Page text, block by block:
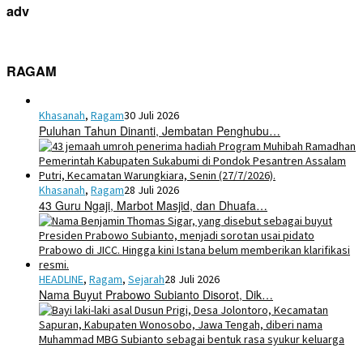
adv
RAGAM
Khasanah, Ragam30 Juli 2026
Puluhan Tahun Dinanti, Jembatan Penghubu…
Khasanah, Ragam28 Juli 2026
43 Guru Ngaji, Marbot Masjid, dan Dhuafa…
HEADLINE, Ragam, Sejarah28 Juli 2026
Nama Buyut Prabowo Subianto Disorot, Dik…